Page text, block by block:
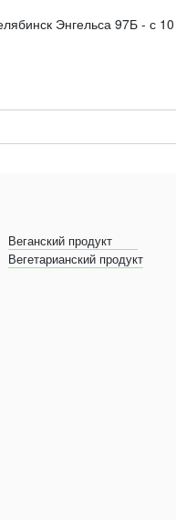
Энгельса 97Б - с
Веганский продукт
Вегетарианский продукт